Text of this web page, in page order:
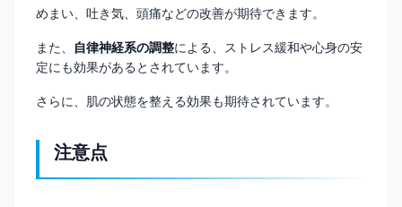
めまい、吐き気、頭痛などの改善が期待できます。
また、 自律神経系の調整による、ストレス緩和や心身の安
定にも効果があるとされています。
さらに、肌の状態を整える効果も期待されています。
注意点